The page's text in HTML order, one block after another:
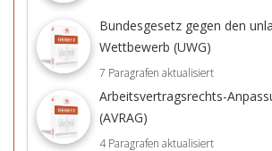
Bundesgesetz gegen den
Wettbewerb (UWG)
7 Paragrafen aktualisiert
Arbeitsvertragsrechts-
(AVRAG)
4 Paragrafen aktualisiert